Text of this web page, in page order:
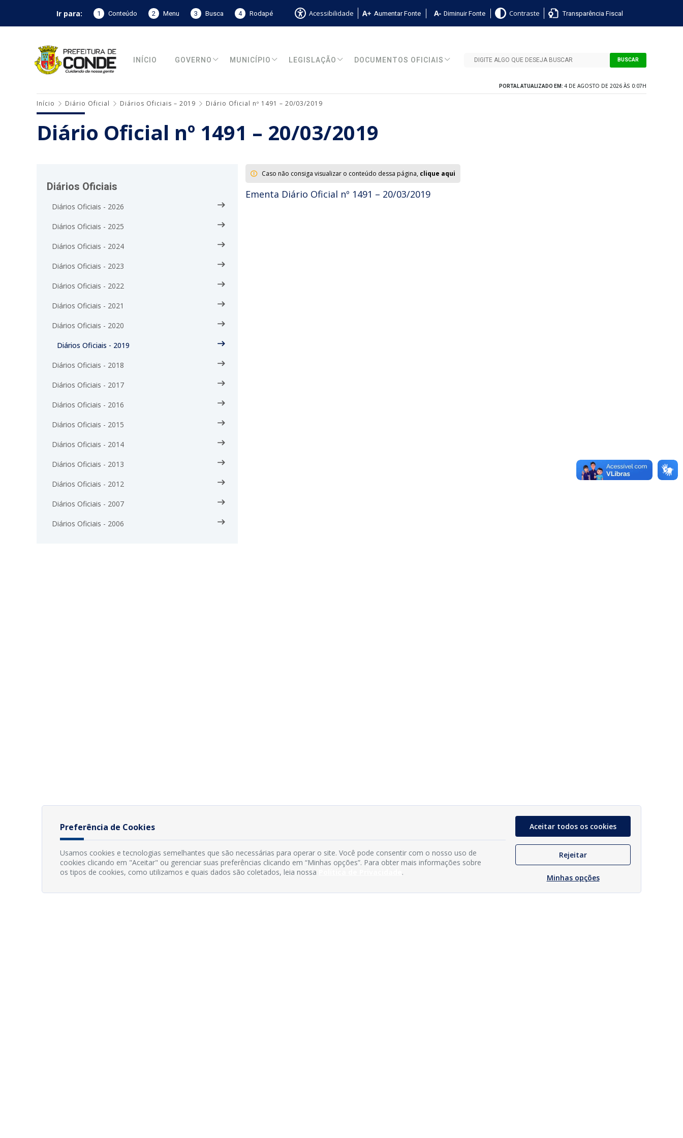
Ir para: 1 Conteúdo 2 Menu 3 Busca 4 Rodapé Acessibilidade Aumentar Fonte Diminuir Fonte Contraste Transparência Fiscal
INÍCIO GOVERNO MUNICÍPIO LEGISLAÇÃO DOCUMENTOS OFICIAIS BUSCAR
PORTAL ATUALIZADO EM: 4 DE AGOSTO DE 2026 ÀS 0:07H
Início Diário Oficial Diários Oficiais – 2019 Diário Oficial nº 1491 – 20/03/2019
Diário Oficial nº 1491 – 20/03/2019
Diários Oficiais
Diários Oficiais - 2026
Diários Oficiais - 2025
Diários Oficiais - 2024
Diários Oficiais - 2023
Diários Oficiais - 2022
Diários Oficiais - 2021
Diários Oficiais - 2020
Diários Oficiais - 2019
Diários Oficiais - 2018
Diários Oficiais - 2017
Diários Oficiais - 2016
Diários Oficiais - 2015
Diários Oficiais - 2014
Diários Oficiais - 2013
Diários Oficiais - 2012
Diários Oficiais - 2007
Diários Oficiais - 2006
Caso não consiga visualizar o conteúdo dessa página, clique aqui
Ementa Diário Oficial nº 1491 – 20/03/2019
Preferência de Cookies
Usamos cookies e tecnologias semelhantes que são necessárias para operar o site. Você pode consentir com o nosso uso de
cookies clicando em "Aceitar" ou gerenciar suas preferências clicando em “Minhas opções”. Para obter mais informações sobre
os tipos de cookies, como utilizamos e quais dados são coletados, leia nossa
.
Aceitar todos os cookies
Rejeitar
Minhas opções